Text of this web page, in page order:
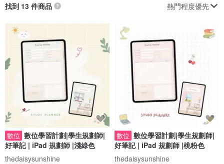
找到 13 件商品 熱門程度優先
數位 數位學習計劃|學生規劃師|
好筆記 | iPad 規劃師 |淺綠色
thedaisysunshine
數位 數位學習計劃|學生規劃師|
好筆記 | iPad 規劃師 |桃粉色
thedaisysunshine